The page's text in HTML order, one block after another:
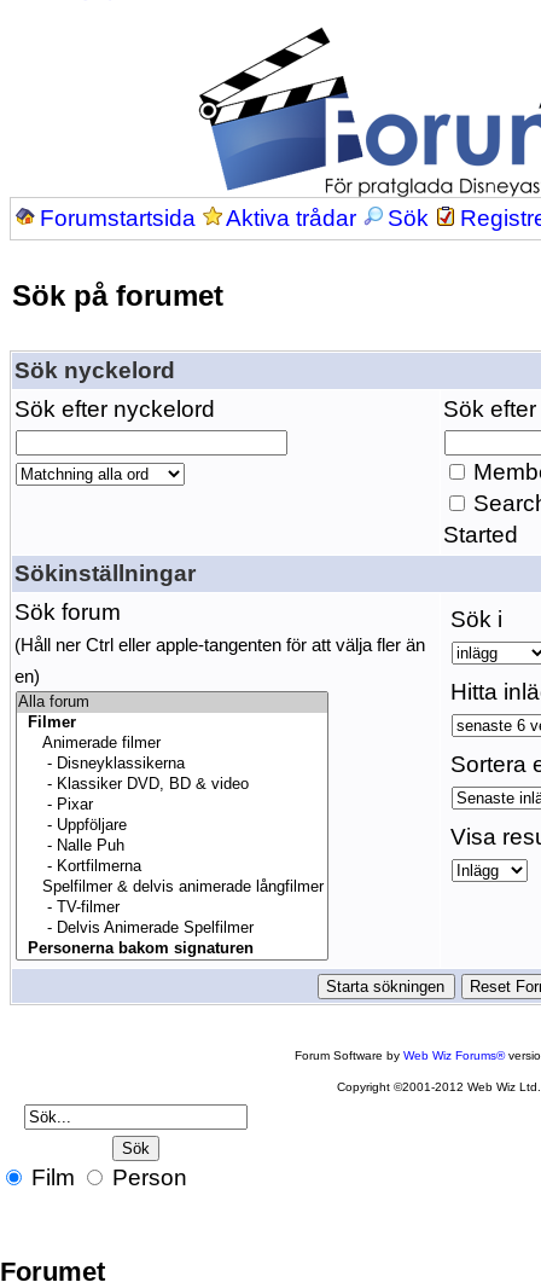
Forumstartsida Aktiva trådar Sök
Sök på forumet
Sök nyckelord
Sök efter nyckelord
Sök
Started
Sökinställningar
Sök forum
(Håll ner Ctrl eller apple-tangenten för att välja fler än
en)
Sök i
Hitta
Sortera
Visa
Forum Software byWeb Wiz Forums®
Copyright ©2001-2012 Web Wiz Ltd.
Film Person
Forumet